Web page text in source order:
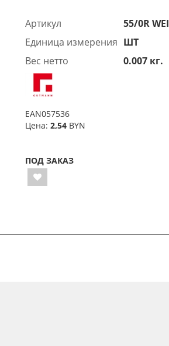
Артикул
55/0R
Единица измерения ШТ
Вес нетто
0.007 кг.
EAN057536
Цена: 2,54 BYN
ПОД ЗАКАЗ